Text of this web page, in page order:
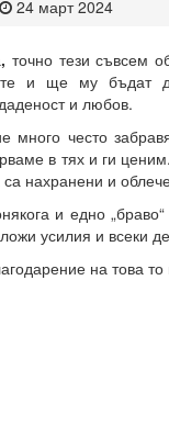
24 март 2024
, точно тези съвсем
и ще му бъдат
и любов.
много често
в тях и ги
са нахранени и
и едно
усилия и всеки
на това